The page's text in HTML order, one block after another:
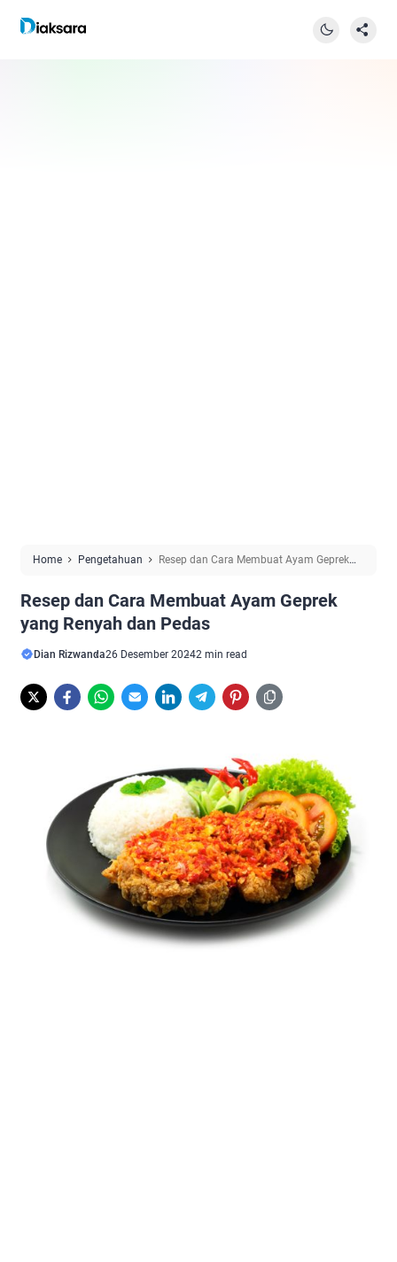
Home Pengetahuan
Resep dan Cara Membuat Ayam Geprek
Resep dan Cara Membuat Ayam Geprek
yang Renyah dan Pedas
Dian Rizwanda26 Desember 20242 min read